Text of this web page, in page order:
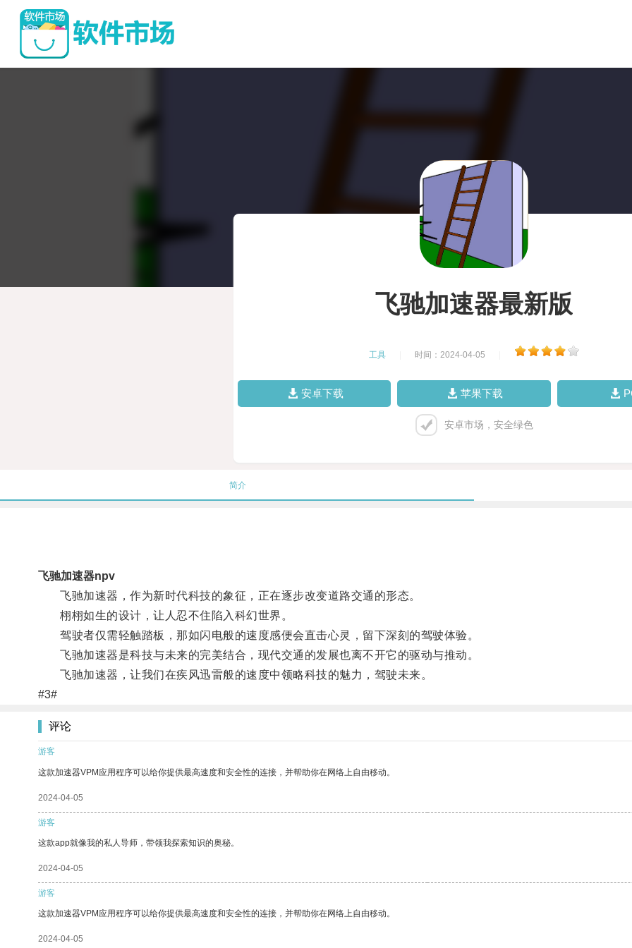
飞驰加速器最新版
工具 时间：2024-04-05
安卓下载 苹果下载
安卓市场，安全绿色
简介
飞驰加速器npv
飞驰加速器，作为新时代科技的象征，正在逐步改变道路交通的形态。
栩栩如生的设计，让人忍不住陷入科幻世界。
驾驶者仅需轻触踏板，那如闪电般的速度感便会直击心灵，留下深刻的驾驶体验。
飞驰加速器是科技与未来的完美结合，现代交通的发展也离不开它的驱动与推动。
飞驰加速器，让我们在疾风迅雷般的速度中领略科技的魅力，驾驶未来。
#3#
评论
游客
这款加速器VPM应用程序可以给你提供最高速度和安全性的连接，并帮助你在网络上自由移动。
2024-04-05
游客
这款app就像我的私人导师，带领我探索知识的奥秘。
2024-04-05
游客
这款加速器VPM应用程序可以给你提供最高速度和安全性的连接，并帮助你在网络上自由移动。
2024-04-05